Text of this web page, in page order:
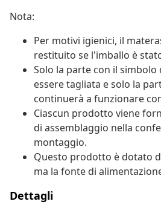
Nota:
Per motivi igienici, il
restituito se l'imballo è
Solo la parte con il
essere tagliata e solo la
continuerà a funzionare
Ciascun prodotto viene
di assemblaggio nella
montaggio.
Questo prodotto è dotato
ma la fonte di
Dettagli